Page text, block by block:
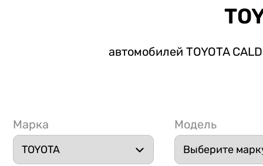
автомобилей TOYOTA
Марка Модель